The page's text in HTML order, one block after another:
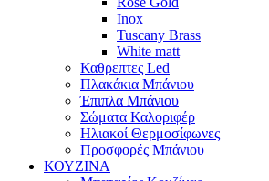
Inox
Tuscany Brass
White matt
Καθρεπτες Led
Πλακάκια Μπάνιου
Έπιπλα Μπάνιου
Σώματα Καλοριφέρ
Ηλιακοί Θερμοσίφωνες
Προσφορές Μπάνιου
ΚΟΥΖΙΝΑ